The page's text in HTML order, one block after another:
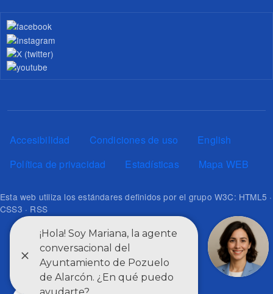
Pie de página
Accesibilidad Condiciones de uso
English
Política de privacidad
Estadísticas Mapa WEB
Esta web utiliza los estándares definidos por el grupo W3C: HTML5 ·
CSS3 · RSS